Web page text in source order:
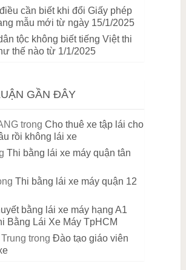
cần biết khi đổi Giấy phép
mẫu mới từ ngày 15/1/2025
tộc không biết tiếng Việt thi
thế nào từ 1/1/2025
GẦN ĐÂY
trong Cho thuê xe tập lái cho
rồi không lái xe
Thi bằng lái xe máy quận tân
Thi bằng lái xe máy quận 12
bằng lái xe máy hạng A1
Bằng Lái Xe Máy TpHCM
trong Đào tạo giáo viên